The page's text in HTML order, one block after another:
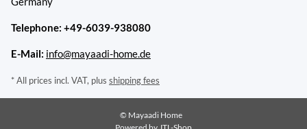
Telephone: +49-6039-938080
E-Mail: info@mayaadi-home.de
* All prices incl. VAT, plus shipping fees
© Mayaadi Home